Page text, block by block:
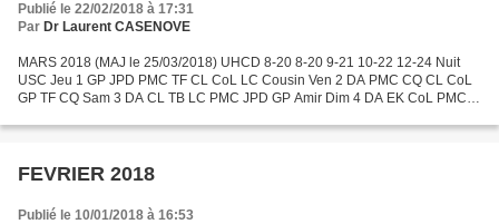
Publié le 22/02/2018 à 17:31
Par Dr Laurent CASENOVE
MARS 2018 (MAJ le 25/03/2018) UHCD 8-20 8-20 9-21 10-22 12-24 Nuit
USC Jeu 1 GP JPD PMC TF CL CoL LC Cousin Ven 2 DA PMC CQ CL CoL
GP TF CQ Sam 3 DA CL TB LC PMC JPD GP Amir Dim 4 DA EK CoL PMC
FEVRIER 2018
Publié le 10/01/2018 à 16:53